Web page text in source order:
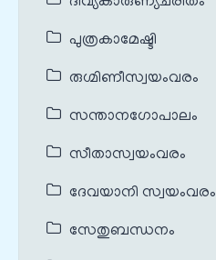
പുത്രകാമേഷ്ടി
രുഗ്മിണീസ്വയംവരം
സന്താനഗോപാലം
സീതാസ്വയംവരം
ദേവയാനി സ്വയംവരം
സേതുബന്ധനം